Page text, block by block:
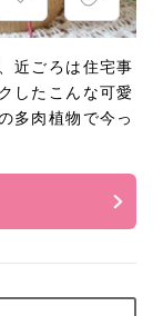
近ごろは住宅事
したこんな可愛
多肉植物で今っ